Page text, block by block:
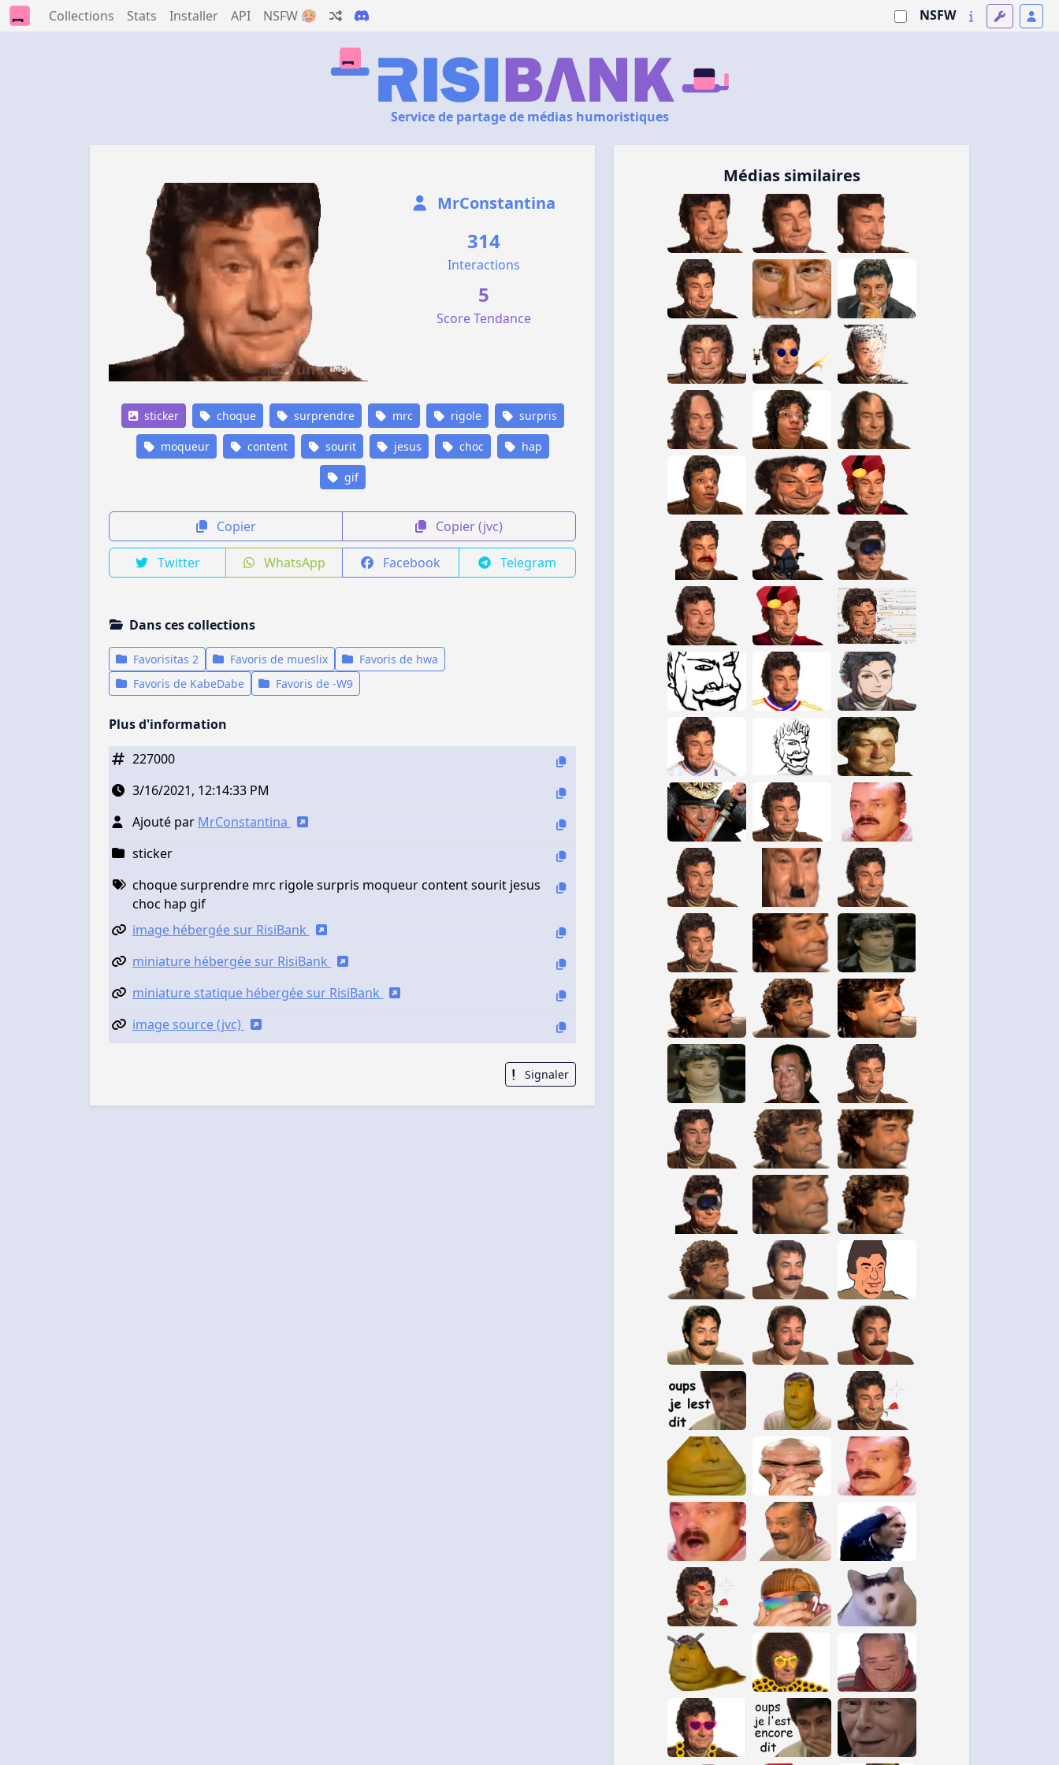
Collections Stats Installer API NSFW 🥵 NSFW
Service de partage de médias humoristiques
MrConstantina
314
Interactions
5
Score Tendance
sticker choque surprendre mrc rigole surpris
moqueur content sourit jesus choc hap
gif
Copier Copier (jvc)
Twitter WhatsApp Facebook Telegram
Dans ces collections
Favorisitas 2 Favoris de mueslix
Favoris de hwa
Favoris de KabeDabe
Favoris de -W9
Plus d'information
227000
3/16/2021, 12:14:33 PM
Ajouté par MrConstantina
sticker
choque surprendre mrc rigole surpris moqueur content sourit jesus
choc hap gif
image hébergée sur RisiBank
miniature hébergée sur RisiBank
miniature statique hébergée sur RisiBank
image source (jvc)
Signaler
Médias similaires